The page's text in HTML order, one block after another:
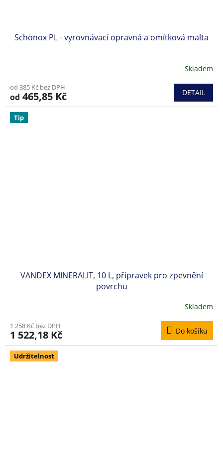
Schönox PL - vyrovnávací opravná a omítková malta
produktu
je
5,0
Skladem
od 385 Kč bez DPH
od 465,85 Kč DETAIL
Tip
VANDEX MINERALIT, 10 L, přípravek pro zpevnění
povrchu
Skladem
1 258 Kč bez DPH
1 522,18 Kč Do košíku
Udržitelnost